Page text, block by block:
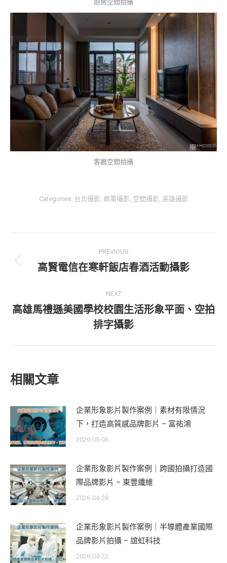
廚房空間拍攝
客廳空間拍攝
Categories: 台北攝影 商業攝影 空間攝影 高雄攝影
navigation
PREVIOUS
Previous
高賢電信在寒軒飯店春酒活動攝影
NEXT
Next
post:
高雄馬禮遜美國學校校園生活形象平面、空拍
排字攝影
相關文章
企業形象影片製作案例｜素材有限情況
下，打造高質感品牌影片 – 富祐鴻
2026-05-06
企業形象影片製作案例｜跨國拍攝打造國
際品牌影片 – 東豐纖維
2026-04-28
企業形象影片製作案例｜半導體產業國際
品牌影片拍攝 – 誼虹科技
2026-04-22